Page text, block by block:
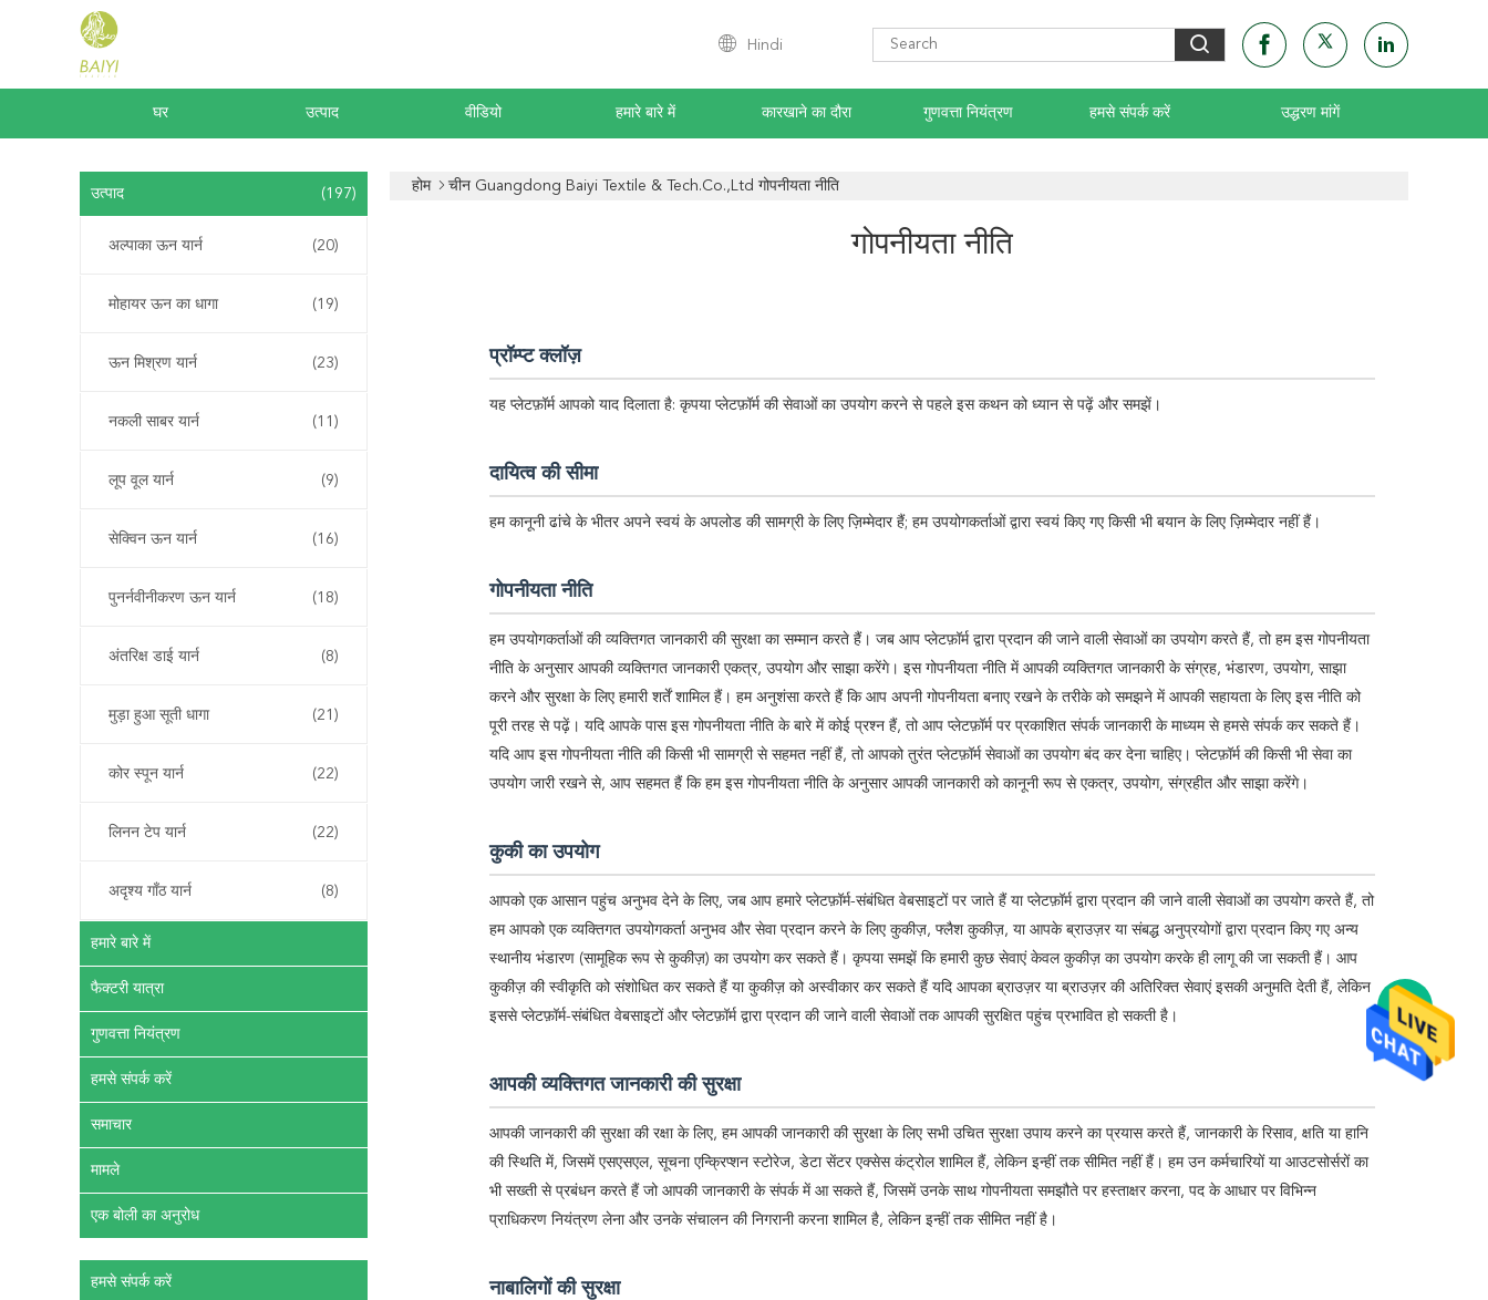
Hindi
घर उत्पाद वीडियो हमारे बारे में कारखाने का दौरा गुणवत्ता नियंत्रण हमसे संपर्क करें उद्धरण मांगें
उत्पाद (197)
अल्पाका ऊन यार्न (20)
मोहायर ऊन का धागा (19)
ऊन मिश्रण यार्न (23)
नकली साबर यार्न (11)
लूप वूल यार्न (9)
सेक्विन ऊन यार्न (16)
पुनर्नवीनीकरण ऊन यार्न (18)
अंतरिक्ष डाई यार्न (8)
मुड़ा हुआ सूती धागा (21)
कोर स्पून यार्न (22)
लिनन टेप यार्न (22)
अदृश्य गाँठ यार्न (8)
हमारे बारे में
फैक्टरी यात्रा
गुणवत्ता नियंत्रण
हमसे संपर्क करें
समाचार
मामले
एक बोली का अनुरोध
हमसे संपर्क करें
होम चीन Guangdong Baiyi Textile & Tech.Co.,Ltd गोपनीयता नीति
गोपनीयता नीति
प्रॉम्प्ट क्लॉज़
यह प्लेटफ़ॉर्म आपको याद दिलाता है: कृपया प्लेटफ़ॉर्म की सेवाओं का उपयोग करने से पहले इस कथन को ध्यान से पढ़ें और समझें।
दायित्व की सीमा
हम कानूनी ढांचे के भीतर अपने स्वयं के अपलोड की सामग्री के लिए ज़िम्मेदार हैं; हम उपयोगकर्ताओं द्वारा स्वयं किए गए किसी भी बयान के लिए ज़िम्मेदार नहीं हैं।
गोपनीयता नीति
हम उपयोगकर्ताओं की व्यक्तिगत जानकारी की सुरक्षा का सम्मान करते हैं। जब आप प्लेटफ़ॉर्म द्वारा प्रदान की जाने वाली सेवाओं का उपयोग करते हैं, तो हम इस गोपनीयता
नीति के अनुसार आपकी व्यक्तिगत जानकारी एकत्र, उपयोग और साझा करेंगे। इस गोपनीयता नीति में आपकी व्यक्तिगत जानकारी के संग्रह, भंडारण, उपयोग, साझा
करने और सुरक्षा के लिए हमारी शर्तें शामिल हैं। हम अनुशंसा करते हैं कि आप अपनी गोपनीयता बनाए रखने के तरीके को समझने में आपकी सहायता के लिए इस नीति को
पूरी तरह से पढ़ें। यदि आपके पास इस गोपनीयता नीति के बारे में कोई प्रश्न हैं, तो आप प्लेटफ़ॉर्म पर प्रकाशित संपर्क जानकारी के माध्यम से हमसे संपर्क कर सकते हैं।
यदि आप इस गोपनीयता नीति की किसी भी सामग्री से सहमत नहीं हैं, तो आपको तुरंत प्लेटफ़ॉर्म सेवाओं का उपयोग बंद कर देना चाहिए। प्लेटफ़ॉर्म की किसी भी सेवा का
उपयोग जारी रखने से, आप सहमत हैं कि हम इस गोपनीयता नीति के अनुसार आपकी जानकारी को कानूनी रूप से एकत्र, उपयोग, संग्रहीत और साझा करेंगे।
कुकी का उपयोग
आपको एक आसान पहुंच अनुभव देने के लिए, जब आप हमारे प्लेटफ़ॉर्म-संबंधित वेबसाइटों पर जाते हैं या प्लेटफ़ॉर्म द्वारा प्रदान की जाने वाली सेवाओं का उपयोग करते हैं, तो
हम आपको एक व्यक्तिगत उपयोगकर्ता अनुभव और सेवा प्रदान करने के लिए कुकीज़, फ्लैश कुकीज़, या आपके ब्राउज़र या संबद्ध अनुप्रयोगों द्वारा प्रदान किए गए अन्य
स्थानीय भंडारण (सामूहिक रूप से कुकीज़) का उपयोग कर सकते हैं। कृपया समझें कि हमारी कुछ सेवाएं केवल कुकीज़ का उपयोग करके ही लागू की जा सकती हैं। आप
कुकीज़ की स्वीकृति को संशोधित कर सकते हैं या कुकीज़ को अस्वीकार कर सकते हैं यदि आपका ब्राउज़र या ब्राउज़र की अतिरिक्त सेवाएं इसकी अनुमति देती हैं, लेकिन
इससे प्लेटफ़ॉर्म-संबंधित वेबसाइटों और प्लेटफ़ॉर्म द्वारा प्रदान की जाने वाली सेवाओं तक आपकी सुरक्षित पहुंच प्रभावित हो सकती है।
आपकी व्यक्तिगत जानकारी की सुरक्षा
आपकी जानकारी की सुरक्षा की रक्षा के लिए, हम आपकी जानकारी की सुरक्षा के लिए सभी उचित सुरक्षा उपाय करने का प्रयास करते हैं, जानकारी के रिसाव, क्षति या हानि
की स्थिति में, जिसमें एसएसएल, सूचना एन्क्रिप्शन स्टोरेज, डेटा सेंटर एक्सेस कंट्रोल शामिल हैं, लेकिन इन्हीं तक सीमित नहीं हैं। हम उन कर्मचारियों या आउटसोर्सरों का
भी सख्ती से प्रबंधन करते हैं जो आपकी जानकारी के संपर्क में आ सकते हैं, जिसमें उनके साथ गोपनीयता समझौते पर हस्ताक्षर करना, पद के आधार पर विभिन्न
प्राधिकरण नियंत्रण लेना और उनके संचालन की निगरानी करना शामिल है, लेकिन इन्हीं तक सीमित नहीं है।
नाबालिगों की सुरक्षा